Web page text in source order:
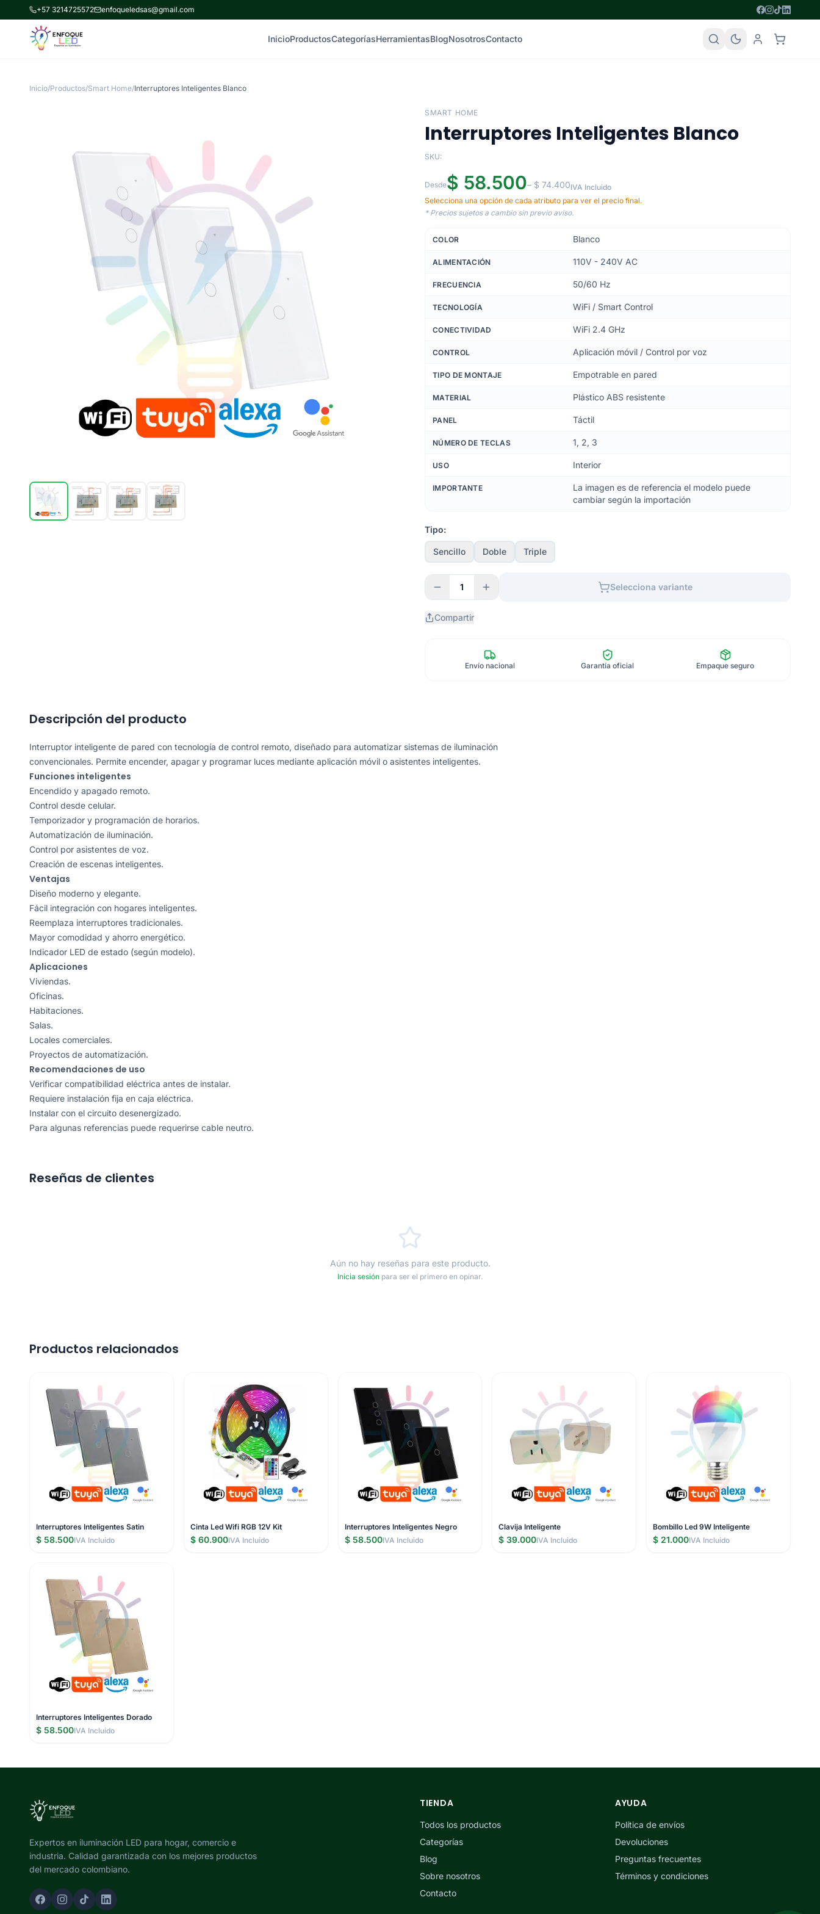
+57 3214725572 enfoqueledsas@gmail.com
InicioProductosCategoríasHerramientasBlogNosotrosContacto
Inicio/Productos/Smart Home/Interruptores Inteligentes Blanco
SMART HOME
Interruptores Inteligentes Blanco
SKU:
Desde$ 58.500– $ 74.400IVA Incluido
Selecciona una opción de cada atributo para ver el precio final.
* Precios sujetos a cambio sin previo aviso.
COLOR Blanco
ALIMENTACIÓN 110V - 240V AC
FRECUENCIA 50/60 Hz
TECNOLOGÍA WiFi / Smart Control
CONECTIVIDAD WiFi 2.4 GHz
CONTROL Aplicación móvil / Control por voz
TIPO DE MONTAJE Empotrable en pared
MATERIAL Plástico ABS resistente
PANEL Táctil
NÚMERO DE TECLAS 1, 2, 3
USO Interior
IMPORTANTE
La imagen es de referencia el modelo puede
cambiar según la importación
Tipo:
Sencillo Doble Triple
1 Selecciona variante
Compartir
Envío nacional Garantía oficial Empaque seguro
Descripción del producto
Interruptor inteligente de pared con tecnología de control remoto, diseñado para automatizar sistemas de iluminación
convencionales. Permite encender, apagar y programar luces mediante aplicación móvil o asistentes inteligentes.
Funciones inteligentes
Encendido y apagado remoto.
Control desde celular.
Temporizador y programación de horarios.
Automatización de iluminación.
Control por asistentes de voz.
Creación de escenas inteligentes.
Ventajas
Diseño moderno y elegante.
Fácil integración con hogares inteligentes.
Reemplaza interruptores tradicionales.
Mayor comodidad y ahorro energético.
Indicador LED de estado (según modelo).
Aplicaciones
Viviendas.
Oficinas.
Habitaciones.
Salas.
Locales comerciales.
Proyectos de automatización.
Recomendaciones de uso
Verificar compatibilidad eléctrica antes de instalar.
Requiere instalación fija en caja eléctrica.
Instalar con el circuito desenergizado.
Para algunas referencias puede requerirse cable neutro.
Reseñas de clientes
Aún no hay reseñas para este producto.
Inicia sesión para ser el primero en opinar.
Productos relacionados
Interruptores Inteligentes Satin
$ 58.500IVA Incluido
Cinta Led Wifi RGB 12V Kit
$ 60.900IVA Incluido
Interruptores Inteligentes Negro
$ 58.500IVA Incluido
Clavija Inteligente
$ 39.000IVA Incluido
Bombillo Led 9W Inteligente
$ 21.000IVA Incluido
Interruptores Inteligentes Dorado
$ 58.500IVA Incluido
Expertos en iluminación LED para hogar, comercio e
industria. Calidad garantizada con los mejores productos
del mercado colombiano.
TIENDA
Todos los productos
Categorías
Blog
Sobre nosotros
Contacto
AYUDA
Política de envíos
Devoluciones
Preguntas frecuentes
Términos y condiciones